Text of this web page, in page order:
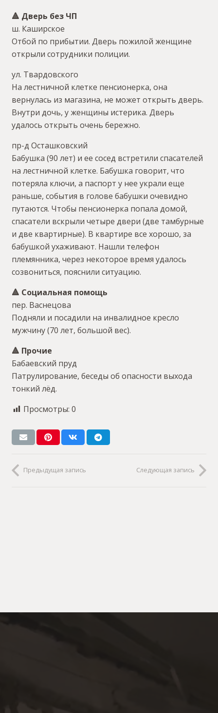
🔺 Дверь без ЧП
ш. Каширское
Отбой по прибытии. Дверь пожилой женщине
открыли сотрудники полиции.
ул. Твардовского
На лестничной клетке пенсионерка, она
вернулась из магазина, не может открыть дверь.
Внутри дочь, у женщины истерика. Дверь
удалось открыть очень бережно.
пр-д Осташковский
Бабушка (90 лет) и ее сосед встретили спасателей
на лестничной клетке. Бабушка говорит, что
потеряла ключи, а паспорт у нее украли еще
раньше, события в голове бабушки очевидно
путаются. Чтобы пенсионерка попала домой,
спасатели вскрыли четыре двери (две тамбурные
и две квартирные). В квартире все хорошо, за
бабушкой ухаживают. Нашли телефон
племянника, через некоторое время удалось
созвониться, пояснили ситуацию.
🔺 Социальная помощь
пер. Васнецова
Подняли и посадили на инвалидное кресло
мужчину (70 лет, большой вес).
🔺 Прочие
Бабаевский пруд
Патрулирование, беседы об опасности выхода
тонкий лёд.
Просмотры: 0
Предыдущая запись Следующая запись